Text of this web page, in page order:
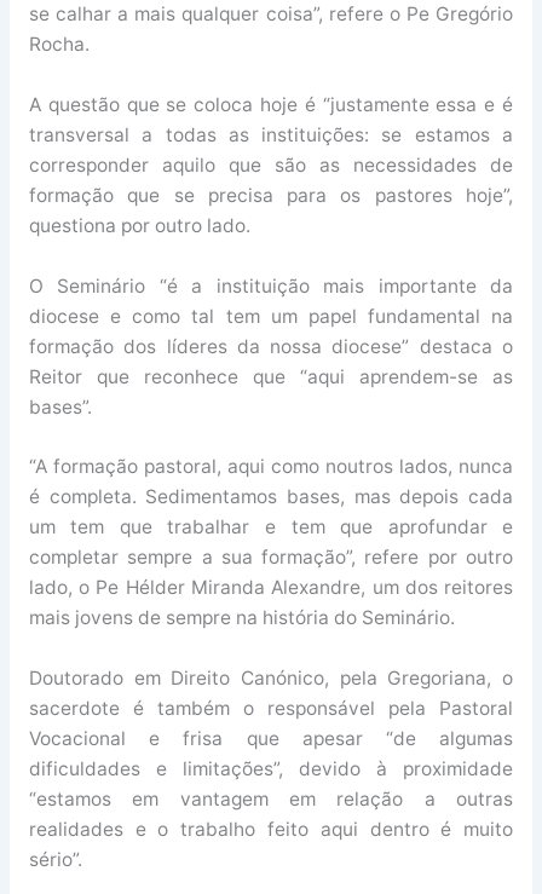
se calhar a mais qualquer coisa”, refere o Pe Gregório
Rocha.
A questão que se coloca hoje é “justamente essa e é
transversal a todas as instituições: se estamos a
corresponder aquilo que são as necessidades de
formação que se precisa para os pastores hoje”,
questiona por outro lado.
O Seminário “é a instituição mais importante da
diocese e como tal tem um papel fundamental na
formação dos líderes da nossa diocese” destaca o
Reitor que reconhece que “aqui aprendem-se as
bases”.
“A formação pastoral, aqui como noutros lados, nunca
é completa. Sedimentamos bases, mas depois cada
um tem que trabalhar e tem que aprofundar e
completar sempre a sua formação”, refere por outro
lado, o Pe Hélder Miranda Alexandre, um dos reitores
mais jovens de sempre na história do Seminário.
Doutorado em Direito Canónico, pela Gregoriana, o
sacerdote é também o responsável pela Pastoral
Vocacional e frisa que apesar “de algumas
dificuldades e limitações”, devido à proximidade
“estamos em vantagem em relação a outras
realidades e o trabalho feito aqui dentro é muito
sério”.